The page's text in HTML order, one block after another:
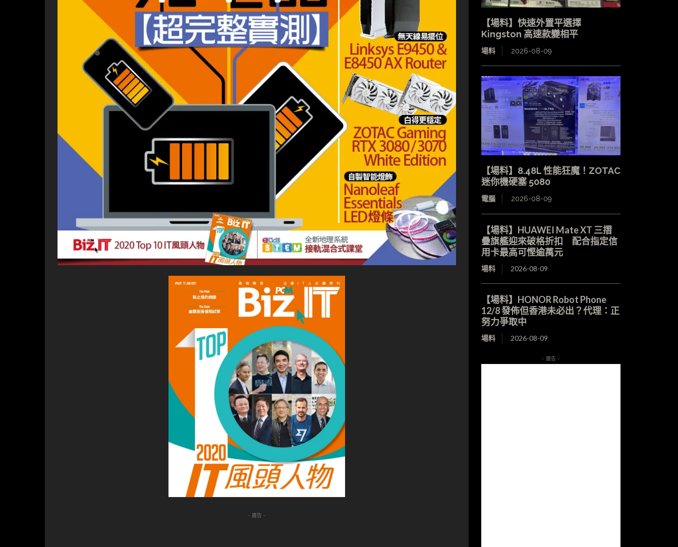
- 廣告 -
【場料】快速外置平選擇
Kingston 高速款變相平
場料 2026-08-09
【場料】8.48L 性能狂魔！ZOTAC
迷你機硬塞 5080
電腦 2026-08-09
【場料】HUAWEI Mate XT 三摺
疊旗艦迎來破格折扣 配合指定信
用卡最高可慳逾萬元
場料 2026-08-09
【場料】HONOR Robot Phone
12/8 發佈但香港未必出？代理：正
努力爭取中
場料 2026-08-09
- 廣告 -